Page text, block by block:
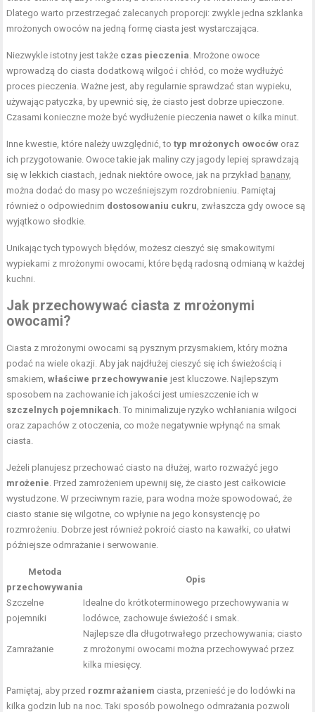
Dlatego warto przestrzegać zalecanych proporcji: zwykle jedna szklanka
mrożonych owoców na jedną formę ciasta jest wystarczająca.
Niezwykle istotny jest także czas pieczenia . Mrożone owoce
wprowadzą do ciasta dodatkową wilgoć i chłód, co może wydłużyć
proces pieczenia. Ważne jest, aby regularnie sprawdzać stan wypieku,
używając patyczka, by upewnić się, że ciasto jest dobrze upieczone.
Czasami konieczne może być wydłużenie pieczenia nawet o kilka minut.
Inne kwestie, które należy uwzględnić, totyp mrożonych owoców oraz
ich przygotowanie. Owoce takie jak maliny czy jagody lepiej sprawdzają
się w lekkich ciastach, jednak niektóre owoce, jak na przykład banany,
można dodać do masy po wcześniejszym rozdrobnieniu. Pamiętaj
również o odpowiednim dostosowaniu cukru , zwłaszcza gdy owoce są
wyjątkowo słodkie.
Unikając tych typowych błędów, możesz cieszyć się smakowitymi
wypiekami z mrożonymi owocami, które będą radosną odmianą w każdej
kuchni.
Jak przechowywać ciasta z mrożonymi
owocami?
Ciasta z mrożonymi owocami są pysznym przysmakiem, który można
podać na wiele okazji. Aby jak najdłużej cieszyć się ich świeżością i
smakiem,właściwe przechowywanie jest kluczowe. Najlepszym
sposobem na zachowanie ich jakości jest umieszczenie ich w
szczelnych pojemnikach . To minimalizuje ryzyko wchłaniania wilgoci
oraz zapachów z otoczenia, co może negatywnie wpłynąć na smak
ciasta.
Jeżeli planujesz przechować ciasto na dłużej, warto rozważyć jego
mrożenie . Przed zamrożeniem upewnij się, że ciasto jest całkowicie
wystudzone. W przeciwnym razie, para wodna może spowodować, że
ciasto stanie się wilgotne, co wpłynie na jego konsystencję po
rozmrożeniu. Dobrze jest również pokroić ciasto na kawałki, co ułatwi
późniejsze odmrażanie i serwowanie.
Metoda
przechowywania
Opis
Szczelne
pojemniki
Idealne do krótkoterminowego przechowywania w
lodówce, zachowuje świeżość i smak.
Zamrażanie
Najlepsze dla długotrwałego przechowywania; ciasto
z mrożonymi owocami można przechowywać przez
kilka miesięcy.
Pamiętaj, aby przed rozmrażaniem ciasta, przenieść je do lodówki na
kilka godzin lub na noc. Taki sposób powolnego odmrażania pozwoli